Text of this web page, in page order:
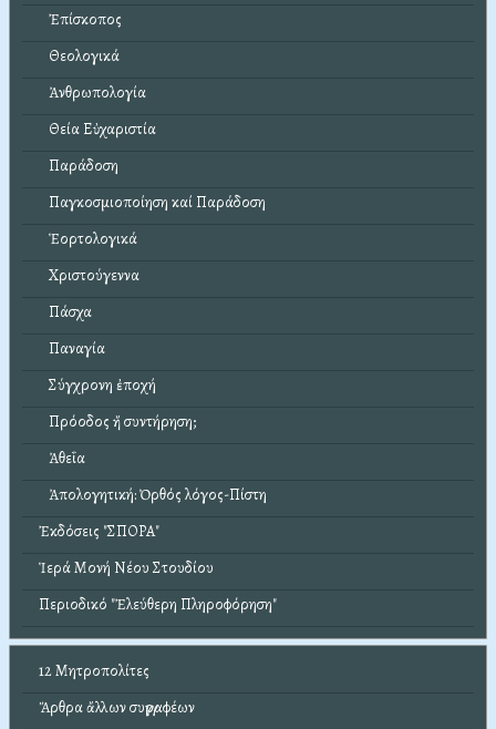
Ἐπίσκοπος
Θεολογικά
Ἀνθρωπολογία
Θεία Εὐχαριστία
Παράδοση
Παγκοσμιοποίηση καί Παράδοση
Ἑορτολογικά
Χριστούγεννα
Πάσχα
Παναγία
Σύγχρονη ἐποχή
Πρόοδος ἤ συντήρηση;
Ἀθεΐα
Ἀπολογητική: Ὀρθός λόγος-Πίστη
Ἐκδόσεις "ΣΠΟΡΑ"
Ἱερά Μονή Νέου Στουδίου
Περιοδικό "Ἐλεύθερη Πληροφόρηση"
12 Μητροπολίτες
Ἄρθρα ἄλλων συγγραφέων